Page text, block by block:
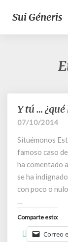
Sui Géneris
Y
tú
¿qué
habrías
hecho?
Y tú …
07/10/2014
Situémonos
famoso caso
ha comentado
se ha
con poco o
…
Comparte esto:
Correo